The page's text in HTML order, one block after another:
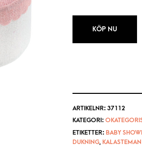
KÖP NU
ARTIKELNR: 37112
KATEGORI:
ETIKETTER: BABY
DUKNING, KALASTEMAN